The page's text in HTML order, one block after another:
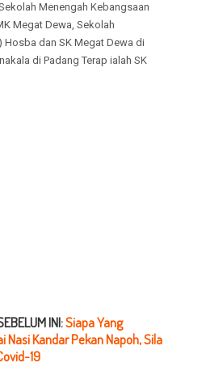
Menengah Kebangsaan
Megat Dewa, Sekolah
Hosba dan SK Megat Dewa di
di Padang Terap ialah SK
INI:Siapa Yang
Nasi Kandar Pekan Napoh, Sila
19